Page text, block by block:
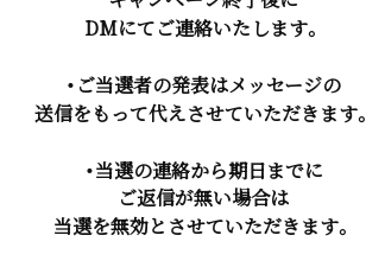
DMにてご連絡いたします。
・ご当選者の発表はメッセージの
送信をもって代えさせていただきます。
・当選の連絡から期日までに
ご返信が無い場合は
当選を無効とさせていただきます。